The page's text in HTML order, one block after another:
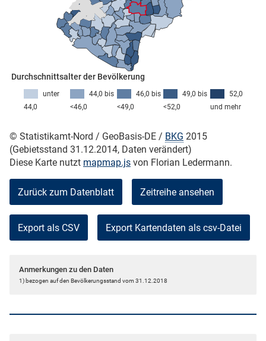
Durchschnittsalter der Bevölkerung
52,0
und mehr
49,0 bis
<52,0
46,0 bis
<49,0
44,0 bis
<46,0
unter
44,0
© Statistikamt-Nord / GeoBasis-DE / BKG 2015
(Gebietsstand 31.12.2014, Daten verändert)
Diese Karte nutzt mapmap.js von Florian Ledermann.
Zurück zum Datenblatt Zeitreihe ansehen
Export als CSV
Anmerkungen zu den Daten
1) bezogen auf den Bevölkerungsstand vom 31.12.2018